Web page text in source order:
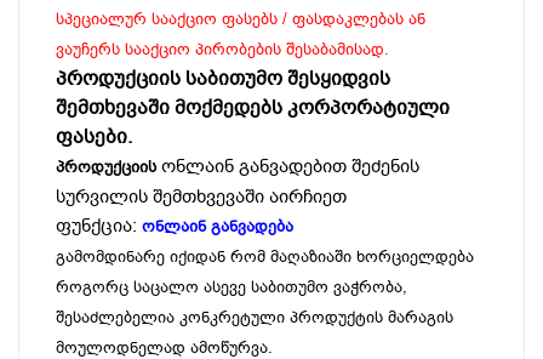
სპეციალურ სააქციო ფასებს / ფასდაკლებას ან
ვაუჩერს სააქციო პირობების შესაბამისად.
პროდუქციის საბითუმო შესყიდვის
შემთხევაში მოქმედებს კორპორატიული
ფასები.
პროდუქციის ონლაინ განვადებით შეძენის
სურვილის შემთხვევაში აირჩიეთ
ფუნქცია: ონლაინ განვადება
გამომდინარე იქიდან რომ მაღაზიაში ხორციელდება
როგორც საცალო ასევე საბითუმო ვაჭრობა,
შესაძლებელია კონკრეტული პროდუქტის მარაგის
მოულოდნელად ამოწურვა.